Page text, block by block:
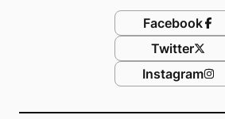
Facebook
Twitter
Instagram